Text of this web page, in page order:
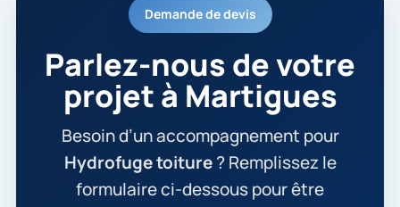
Demande de devis
Parlez-nous de votre
projet à Martigues
Besoin d’un accompagnement pour
Hydrofuge toiture? Remplissez le
formulaire ci-dessous pour être